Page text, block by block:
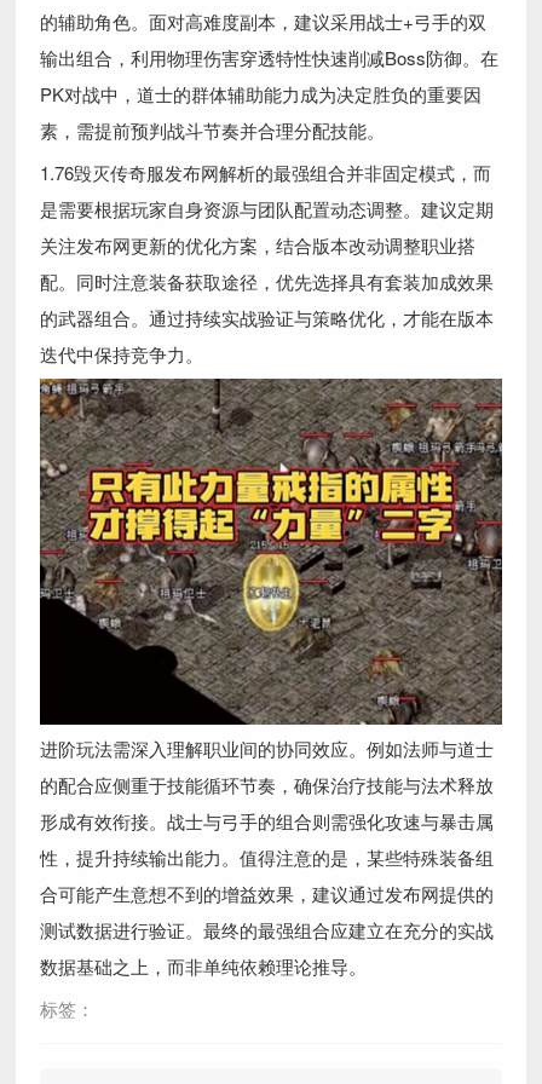
的辅助角色。面对高难度副本，建议采用战士+弓手的双
输出组合，利用物理伤害穿透特性快速削减Boss防御。在
PK对战中，道士的群体辅助能力成为决定胜负的重要因
素，需提前预判战斗节奏并合理分配技能。
1.76毁灭传奇服发布网解析的最强组合并非固定模式，而
是需要根据玩家自身资源与团队配置动态调整。建议定期
关注发布网更新的优化方案，结合版本改动调整职业搭
配。同时注意装备获取途径，优先选择具有套装加成效果
的武器组合。通过持续实战验证与策略优化，才能在版本
迭代中保持竞争力。
进阶玩法需深入理解职业间的协同效应。例如法师与道士
的配合应侧重于技能循环节奏，确保治疗技能与法术释放
形成有效衔接。战士与弓手的组合则需强化攻速与暴击属
性，提升持续输出能力。值得注意的是，某些特殊装备组
合可能产生意想不到的增益效果，建议通过发布网提供的
测试数据进行验证。最终的最强组合应建立在充分的实战
数据基础之上，而非单纯依赖理论推导。
标签：